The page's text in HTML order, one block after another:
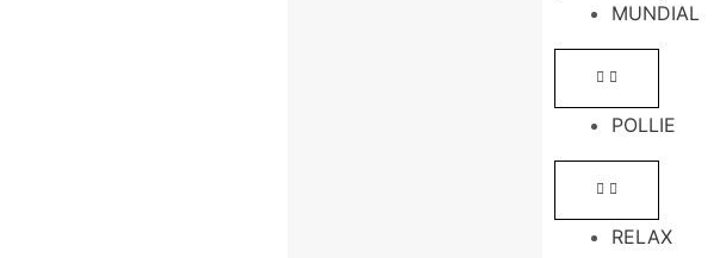
MUNDIAL
POLLIE
RELAX